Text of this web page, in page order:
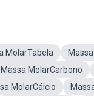
MolarTabela
Massa MolarCarbono
MolarCálcio